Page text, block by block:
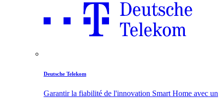
Deutsche Telekom
Garantir la fiabilité de l'innovation Smart Home avec un